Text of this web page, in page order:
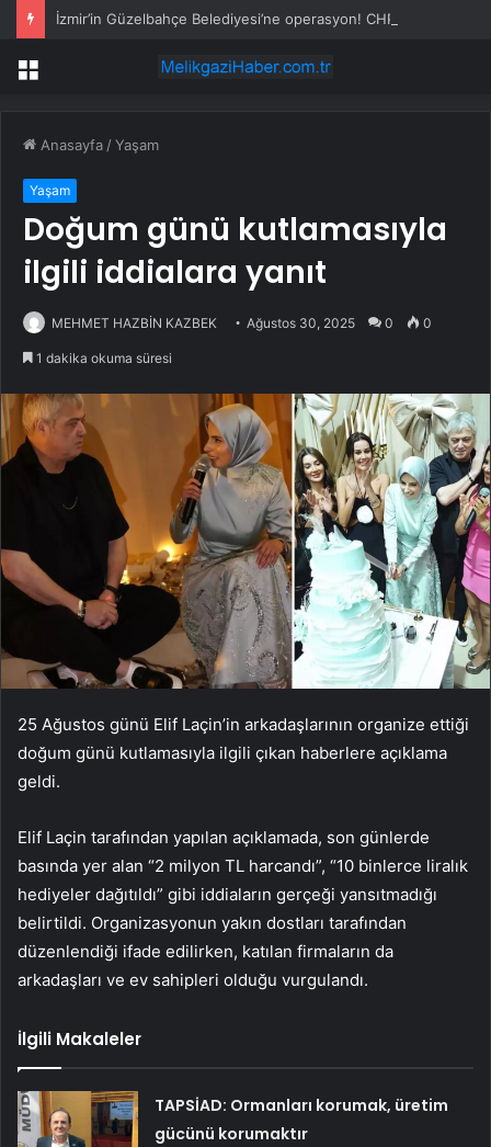
Menü
Anasayfa /Yaşam
Yaşam
Doğum günü kutlamasıyla
ilgili iddialara yanıt
MEHMET HAZBİN KAZBEK Ağustos 30, 2025 0 0
1 dakika okuma süresi
25 Ağustos günü Elif Laçin’in arkadaşlarının organize ettiği
doğum günü kutlamasıyla ilgili çıkan haberlere açıklama
geldi.
Elif Laçin tarafından yapılan açıklamada, son günlerde
basında yer alan “2 milyon TL harcandı”, “10 binlerce liralık
hediyeler dağıtıldı” gibi iddiaların gerçeği yansıtmadığı
belirtildi. Organizasyonun yakın dostları tarafından
düzenlendiği ifade edilirken, katılan firmaların da
arkadaşları ve ev sahipleri olduğu vurgulandı.
İlgili Makaleler
TAPSİAD: Ormanları korumak, üretim
gücünü korumaktır